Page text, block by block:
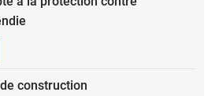
construction